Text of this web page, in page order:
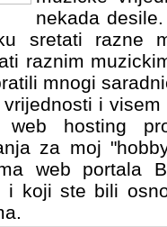
nekada
sretati razne
raznim
mnogi
i
hosting
za moj
web portala
i koji ste bili